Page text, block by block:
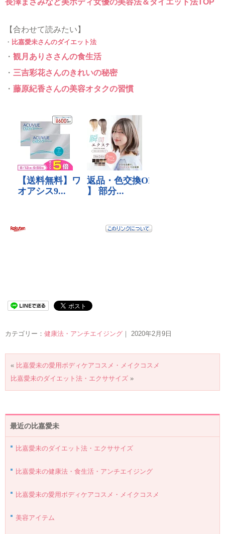
長澤まさみなど美ボディ女優の美容法＆ダイエット法TOP
【合わせて読みたい】
・ 比嘉愛未さんのダイエット法
・ 観月ありささんの食生活
・ 三吉彩花さんのきれいの秘密
・ 藤原紀香さんの美容オタクの習慣
カテゴリー： 健康法・アンチエイジング ｜ 2020年2月9日
« 比嘉愛未の愛用ボディケアコスメ・メイクコスメ
比嘉愛未のダイエット法・エクササイズ »
最近の比嘉愛未
比嘉愛未のダイエット法・エクササイズ
比嘉愛未の健康法・食生活・アンチエイジング
比嘉愛未の愛用ボディケアコスメ・メイクコスメ
美容アイテム